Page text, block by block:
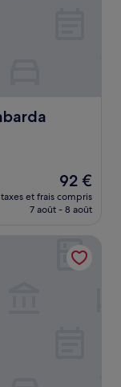
Le
nouveau
prix
de
92 €
92 €
taxes et frais compris
7 août - 8 août